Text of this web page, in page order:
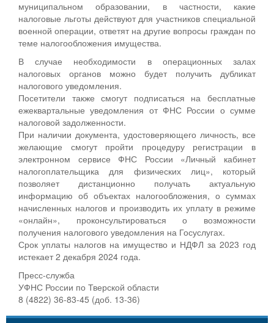
муниципальном образовании, в частности, какие
налоговые льготы действуют для участников специальной
военной операции, ответят на другие вопросы граждан по
теме налогообложения имущества.
В случае необходимости в операционных залах
налоговых органов можно будет получить дубликат
налогового уведомления.
Посетители также смогут подписаться на бесплатные
ежеквартальные уведомления от ФНС России о сумме
налоговой задолженности.
При наличии документа, удостоверяющего личность, все
желающие смогут пройти процедуру регистрации в
электронном сервисе ФНС России «Личный кабинет
налогоплательщика для физических лиц», который
позволяет дистанционно получать актуальную
информацию об объектах налогообложения, о суммах
начисленных налогов и производить их уплату в режиме
«онлайн», проконсультироваться о возможности
получения налогового уведомления на Госуслугах.
Срок уплаты налогов на имущество и НДФЛ за 2023 год
истекает 2 декабря 2024 года.
Пресс-служба
УФНС России по Тверской области
8 (4822) 36-83-45 (доб. 13-36)